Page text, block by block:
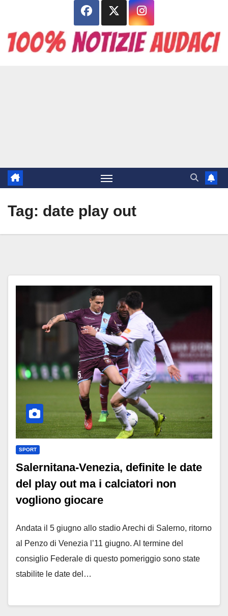
contenuto
Tag: date play out
SPORT
Salernitana-Venezia, definite le date
del play out ma i calciatori non
vogliono giocare
Andata il 5 giugno allo stadio Arechi di Salerno, ritorno
al Penzo di Venezia l’11 giugno. Al termine del
consiglio Federale di questo pomeriggio sono state
stabilite le date del…